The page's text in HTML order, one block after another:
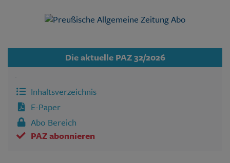
Die aktuelle PAZ 32/2026
Inhaltsverzeichnis
E-Paper
Abo Bereich
PAZ abonnieren